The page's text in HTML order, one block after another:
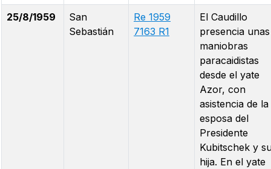
25/8/1959
San
Sebastián
Re 1959
7163 R1
El Caudillo
presencia unas
maniobras
paracaidistas
desde el yate
Azor, con
asistencia de la
esposa del
Presidente
Kubitschek y
hija. En el yate